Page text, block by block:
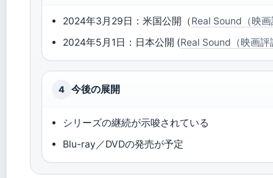
2024年3月29日：米国公開（Real Sound（映
2024年5月1日：日本公開 (Real Sound（映画
4 今後の展開
シリーズの継続が示唆されている
Blu-ray／DVDの発売が予定